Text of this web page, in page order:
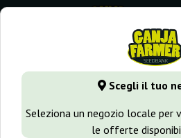
Scegli il tuo
Seleziona un negozio locale per
le offerte
GanjaFarmer.it Varietà di
Cannabis